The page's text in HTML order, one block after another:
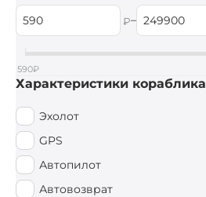
₽–
590₽
Характеристики кораблика
Эхолот
GPS
Автопилот
Автовозврат